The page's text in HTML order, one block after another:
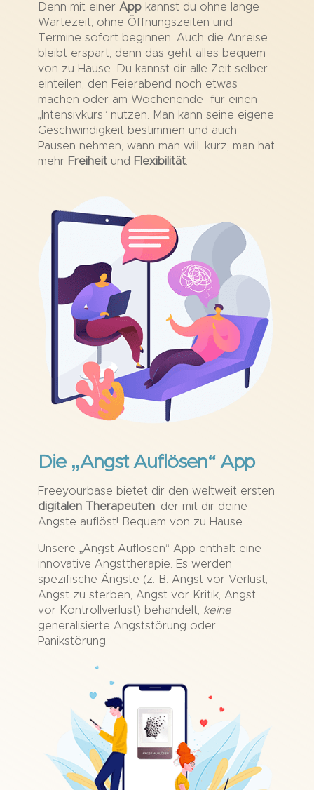
Denn mit einer Appkannst du ohne lange
Wartezeit, ohne Öffnungszeiten und
Termine sofort beginnen. Auch die Anreise
bleibt erspart, denn das geht alles bequem
von zu Hause. Du kannst dir alle Zeit selber
einteilen, den Feierabend noch etwas
machen oder am Wochenende für einen
„Intensivkurs“ nutzen. Man kann seine eigene
Geschwindigkeit bestimmen und auch
Pausen nehmen, wann man will, kurz, man hat
mehr Freiheitund Flexibilität.
Die „Angst Auflösen“ App
Freeyourbase bietet dir den weltweit ersten
digitalen Therapeuten, der mit dir deine
Ängste auflöst! Bequem von zu Hause.
Unsere „Angst Auflösen“ App enthält eine
innovative Angsttherapie. Es werden
spezifische Ängste (z. B. Angst vor Verlust,
Angst zu sterben, Angst vor Kritik, Angst
vor Kontrollverlust) behandelt, keine
generalisierte Angststörung oder
Panikstörung.